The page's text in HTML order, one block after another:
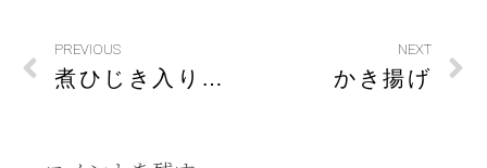
PREVIOUS
煮ひじき入り卵焼き
NEXT
かき揚げ